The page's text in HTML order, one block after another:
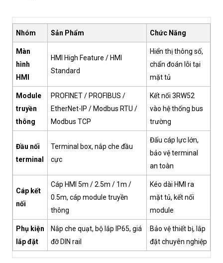
Nhóm Sản Phẩm Chức Năng
Màn
hình
HMI
HMI High Feature / HMI
Standard
Hiển thị thông số,
chẩn đoán lỗi tại
mặt tủ
Module
truyền
thông
PROFINET / PROFIBUS /
EtherNet-IP / Modbus RTU /
Modbus TCP
Kết nối 3RW52
vào hệ thống bus
trường
Đầu nối
terminal
Terminal box, nắp che đầu
cực
Đấu cáp lực lớn,
bảo vệ terminal
an toàn
Cáp kết
nối
Cáp HMI 5m / 2.5m / 1m /
0.5m, cáp module truyền
thông
Kéo dài HMI ra
mặt tủ, kết nối
module
Phụ kiện
lắp đặt
Nắp che quạt, bộ lắp IP65, giá
đỡ DIN rail
Bảo vệ thiết bị, lắp
đặt chuyên nghiệp